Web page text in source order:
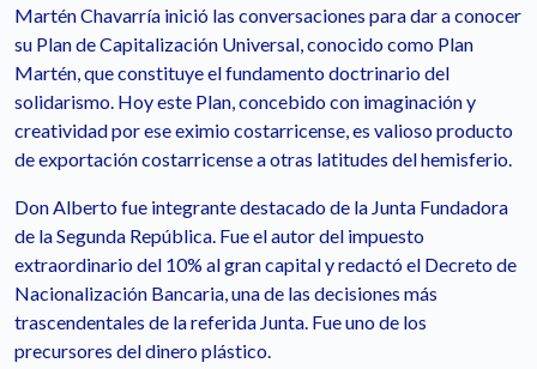
Martén Chavarría inició las conversaciones para dar a conocer
su Plan de Capitalización Universal, conocido como Plan
Martén, que constituye el fundamento doctrinario del
solidarismo. Hoy este Plan, concebido con imaginación y
creatividad por ese eximio costarricense, es valioso producto
de exportación costarricense a otras latitudes del hemisferio.
Don Alberto fue integrante destacado de la Junta Fundadora
de la Segunda República. Fue el autor del impuesto
extraordinario del 10% al gran capital y redactó el Decreto de
Nacionalización Bancaria, una de las decisiones más
trascendentales de la referida Junta. Fue uno de los
precursores del dinero plástico.